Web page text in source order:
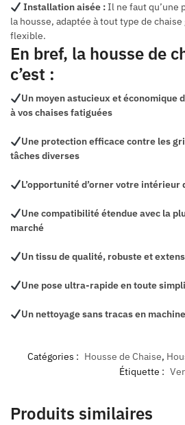
Installation aisée :Il ne faut qu’une
la housse, adaptée à tout type de
flexible.
En bref, la housse de
c’est :
Un moyen astucieux et économique
à vos chaises fatiguées
Une protection efficace contre les
tâches diverses
L’opportunité d’orner votre intérieur
Une compatibilité étendue avec la
marché
Un tissu de qualité, robuste et
Une pose ultra-rapide en toute
Un nettoyage sans tracas en machine
Catégories : Housse de Chaise,
Étiquette :
Produits similaires